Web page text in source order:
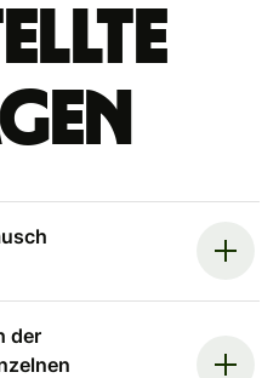
der